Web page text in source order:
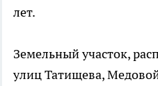
лет.
Земельный участок,
улиц Татищева,